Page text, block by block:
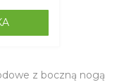
z boczną nogą